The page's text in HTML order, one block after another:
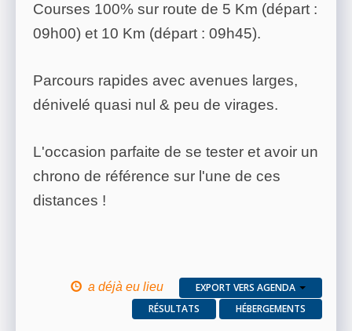
Courses 100% sur route de 5 Km (départ :
09h00) et 10 Km (départ : 09h45).
Parcours rapides avec avenues larges,
dénivelé quasi nul & peu de virages.
L'occasion parfaite de se tester et avoir un
chrono de référence sur l'une de ces
distances !
a déjà eu lieu
EXPORT VERS AGENDA
RÉSULTATS
HÉBERGEMENTS